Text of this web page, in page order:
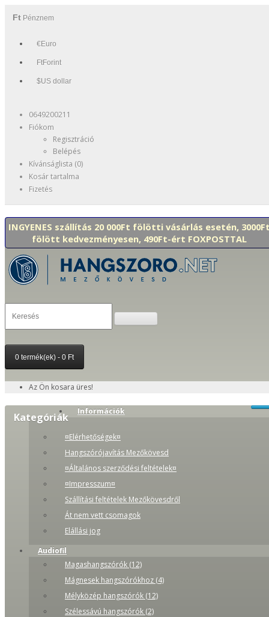
Ft Pénznem
€Euro
FtForint
$US dollar
0649200211
Fiókom
Regisztráció
Belépés
Kívánságlista (0)
Kosár tartalma
Fizetés
INGYENES szállítás 20 000Ft fölötti vásárlás esetén,
fölött kedvezményesen, 490Ft-ért FOXPOSTTAL
0 termék(ek) - 0 Ft
Az Ön kosara üres!
Kategóriák Információk
¤Elérhetőségek¤
Hangszórójavítás Mezőkövesd
¤Általános szerződési feltételek¤
¤Impresszum¤
Szállítási feltételek Mezőkövesdről
Át nem vett csomagok
Elállási jog
Audiofil
Magashangszórók (12)
Mágnesek hangszórókhoz (4)
Mélyközép hangszórók (12)
Szélessávú hangszórók (2)